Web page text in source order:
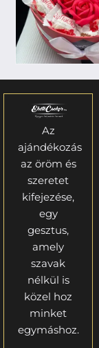
Az
ajándékozás
az öröm és
szeretet
kifejezése,
egy
gesztus,
amely
szavak
nélkül is
közel hoz
minket
egymáshoz.